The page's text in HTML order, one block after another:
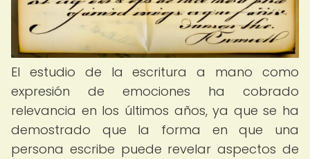
El estudio de la escritura a mano como
expresión de emociones ha cobrado
relevancia en los últimos años, ya que se ha
demostrado que la forma en que una
persona escribe puede revelar aspectos de